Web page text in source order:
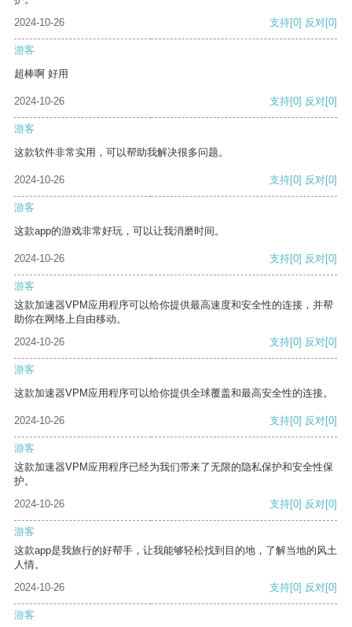
2024-10-26
支持[0] 反对[0]
游客
超棒啊 好用
2024-10-26 支持[0] 反对[0]
游客
这款软件非常实用，可以帮助我解决很多问题。
2024-10-26 支持[0] 反对[0]
游客
这款app的游戏非常好玩，可以让我消磨时间。
2024-10-26 支持[0] 反对[0]
游客
这款加速器VPM应用程序可以给你提供最高速度和安全性的连接，并帮
助你在网络上自由移动。
2024-10-26
支持[0] 反对[0]
游客
这款加速器VPM应用程序可以给你提供全球覆盖和最高安全性的连接。
2024-10-26 支持[0] 反对[0]
游客
这款加速器VPM应用程序已经为我们带来了无限的隐私保护和安全性保
护。
2024-10-26
支持[0] 反对[0]
游客
这款app是我旅行的好帮手，让我能够轻松找到目的地，了解当地的风土
人情。
2024-10-26
支持[0] 反对[0]
游客